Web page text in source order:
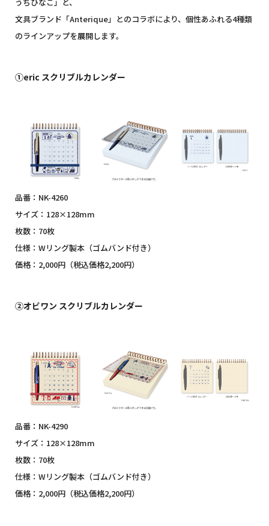
うちひなこ」と、
文具ブランド「Anterique」とのコラボにより、個性あふれる4種類
のラインアップを展開します。
①eric スクリブルカレンダー
品番：NK-4260
サイズ：128×128mm
枚数：70枚
仕様：Wリング製本（ゴムバンド付き）
価格：2,000円（税込価格2,200円）
②オビワン スクリブルカレンダー
品番：NK-4290
サイズ：128×128mm
枚数：70枚
仕様：Wリング製本（ゴムバンド付き）
価格：2,000円（税込価格2,200円）